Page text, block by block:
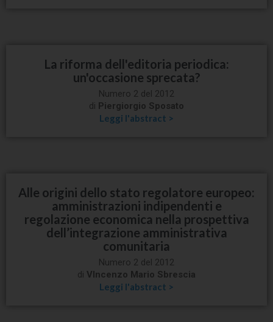
La riforma dell'editoria periodica:
un'occasione sprecata?
Numero 2 del 2012
di Piergiorgio Sposato
Leggi l'abstract >
Alle origini dello stato regolatore europeo:
amministrazioni indipendenti e
regolazione economica nella prospettiva
dell’integrazione amministrativa
comunitaria
Numero 2 del 2012
di VIncenzo Mario Sbrescia
Leggi l'abstract >